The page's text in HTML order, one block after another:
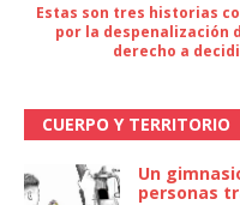
Estas son tres historias
por la despenalización
derecho a
CUERPO Y TERRITORIO
Un
personas